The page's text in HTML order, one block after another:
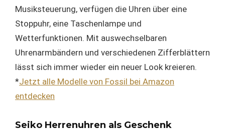
Musiksteuerung, verfügen die Uhren über eine
Stoppuhr, eine Taschenlampe und
Wetterfunktionen. Mit auswechselbaren
Uhrenarmbändern und verschiedenen Zifferblättern
lässt sich immer wieder ein neuer Look kreieren.
*Jetzt alle Modelle von Fossil bei Amazon
entdecken
Seiko Herrenuhren als Geschenk